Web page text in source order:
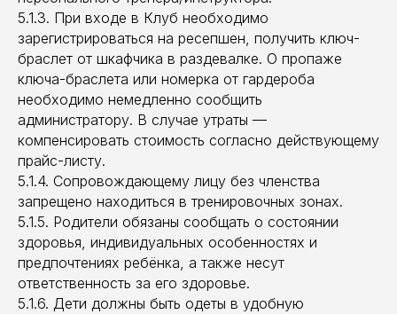
5.1.3. При входе в Клуб необходимо
зарегистрироваться на ресепшен, получить ключ-
браслет от шкафчика в раздевалке. О пропаже
ключа-браслета или номерка от гардероба
необходимо немедленно сообщить
администратору. В случае утраты —
компенсировать стоимость согласно действующему
прайс-листу.
5.1.4. Сопровождающему лицу без членства
запрещено находиться в тренировочных зонах.
5.1.5. Родители обязаны сообщать о состоянии
здоровья, индивидуальных особенностях и
предпочтениях ребёнка, а также несут
ответственность за его здоровье.
5.1.6. Дети должны быть одеты в удобную